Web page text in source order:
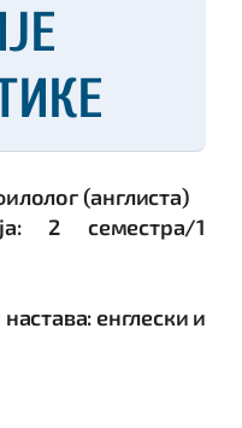
(англиста)
2 семестра/1
енглески и